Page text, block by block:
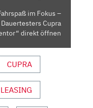
im Fokus –
Cupra
direkt öffnen
CUPRA
LEASING